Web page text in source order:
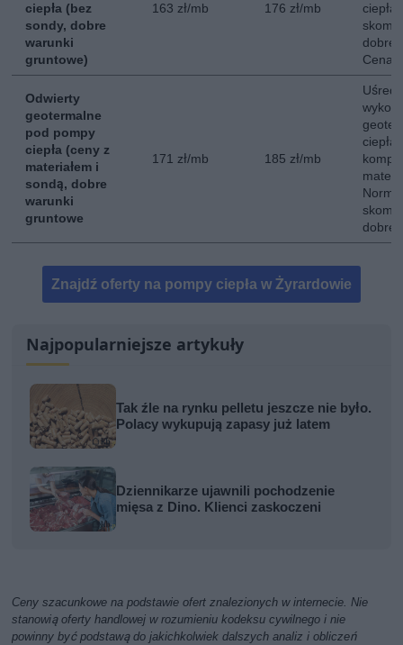
ciepła (bez
sondy, dobre
warunki
gruntowe)
163 zł/mb 176 zł/mb
dobre
Cena
Odwierty
geotermalne
pod pompy
ciepła (ceny z
materiałem i
sondą, dobre
warunki
gruntowe
171 zł/mb 185 zł/mb
dobre
Znajdź oferty na pompy ciepła w Żyrardowie
Najpopularniejsze artykuły
Tak źle na rynku pelletu jeszcze nie było.
Polacy wykupują zapasy już latem
Dziennikarze ujawnili pochodzenie
mięsa z Dino. Klienci zaskoczeni
Ceny szacunkowe na podstawie ofert znalezionych w internecie. Nie
stanowią oferty handlowej w rozumieniu kodeksu cywilnego i nie
powinny być podstawą do jakichkolwiek dalszych analiz i obliczeń